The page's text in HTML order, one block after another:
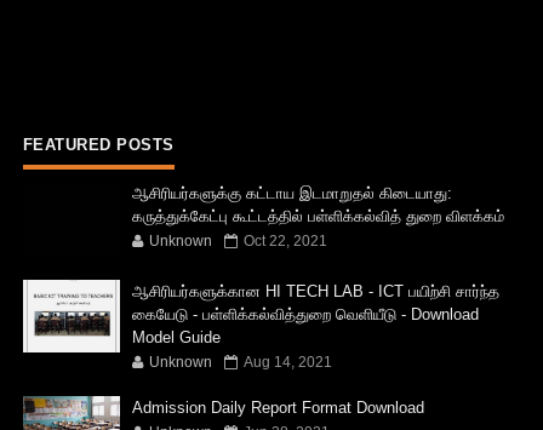
FEATURED POSTS
ஆசிரியர்களுக்கு கட்டாய இடமாறுதல் கிடையாது:
கருத்துக்கேட்பு கூட்டத்தில் பள்ளிக்கல்வித் துறை விளக்கம்
Unknown Oct 22, 2021
ஆசிரியர்களுக்கான HI TECH LAB - ICT பயிற்சி சார்ந்த
கையேடு - பள்ளிக்கல்வித்துறை வெளியீடு - Download
Model Guide
Unknown Aug 14, 2021
Admission Daily Report Format Download